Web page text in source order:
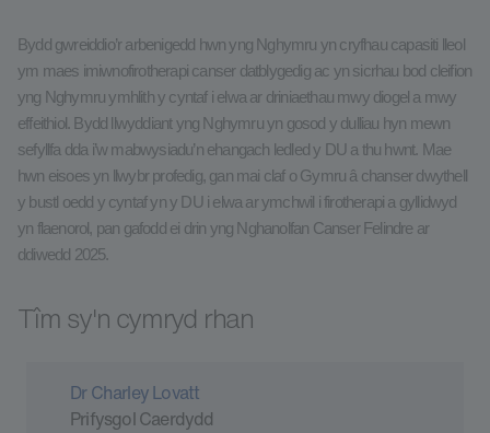
Bydd gwreiddio’r arbenigedd hwn yng Nghymru yn cryfhau capasiti lleol
ym maes imiwnofirotherapi canser datblygedig ac yn sicrhau bod cleifion
yng Nghymru ymhlith y cyntaf i elwa ar driniaethau mwy diogel a mwy
effeithiol. Bydd llwyddiant yng Nghymru yn gosod y dulliau hyn mewn
sefyllfa dda i’w mabwysiadu’n ehangach ledled y DU a thu hwnt. Mae
hwn eisoes yn llwybr profedig, gan mai claf o Gymru â chanser dwythell
y bustl oedd y cyntaf yn y DU i elwa ar ymchwil i firotherapi a gyllidwyd
yn flaenorol, pan gafodd ei drin yng Nghanolfan Canser Felindre ar
ddiwedd 2025.
Tîm sy'n cymryd rhan
Dr Charley Lovatt
Prifysgol Caerdydd